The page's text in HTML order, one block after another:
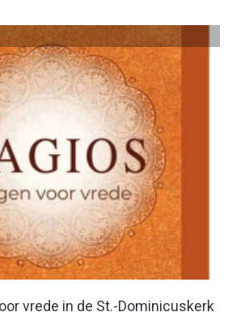
vrede in de St.-Dominicuskerk